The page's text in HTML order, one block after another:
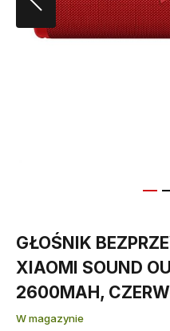
GŁOŚNIK
XIAOMI SOUND
2600MAH,
W magazynie